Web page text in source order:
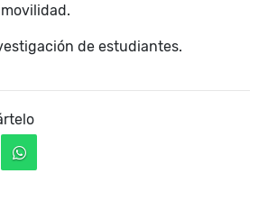
de estudiantes.
whatsapp